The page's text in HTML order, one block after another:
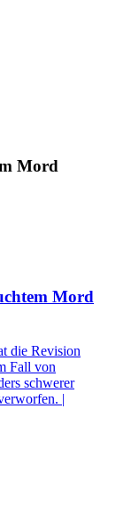
Mord
Mord
die Revision
Fall von
schwerer
|